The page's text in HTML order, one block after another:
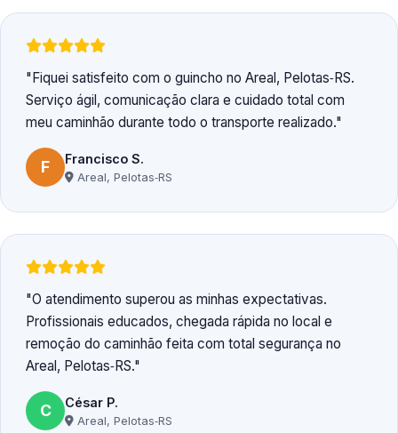
Fiquei satisfeito com o guincho no Areal, Pelotas‑RS.
Serviço ágil, comunicação clara e cuidado total com
meu caminhão durante todo o transporte realizado.
F Francisco S.
Areal, Pelotas‑RS
O atendimento superou as minhas expectativas.
Profissionais educados, chegada rápida no local e
remoção do caminhão feita com total segurança no
Areal, Pelotas‑RS.
C César P.
Areal, Pelotas‑RS